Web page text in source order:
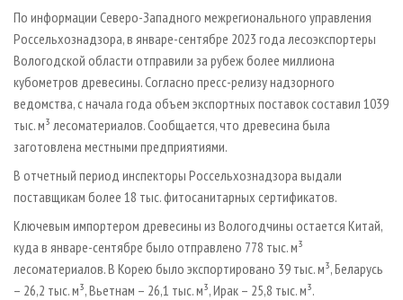
ПРОИЗВОДСТВО ДРЕВЕСНЫХ ПЛИТ
ДЕРЕВЯННОЕ ДОМОСТРОЕНИЕ
ПРОИЗВОДСТВО МЕБЕЛИ
БИОЭНЕРГЕТИКА
ЦБП
МОБИЛЬНЫЕ ВЫСТАВКИ
ОФИЦИАЛЬНЫЕ ДЕЛЕГАЦИИ
ПРИОРИТЕТНЫЕ ИНВЕСТПРОЕКТЫ
RUSSIAN FORESTRY REVIEW
ГАЗЕТА ЛЕСПРОМФОРУМ
БИБЛИОТЕКА СПЕЦИАЛИСТА
РЕКЛАМА НА САЙТЕ
По информации Северо-Западного межрегионального управления
Россельхознадзора, в январе-сентябре 2023 года лесоэкспортеры
Вологодской области отправили за рубеж более миллиона
кубометров древесины. Согласно пресс-релизу надзорного
ведомства, с начала года объем экспортных поставок составил 1039
тыс. м³ лесоматериалов. Сообщается, что древесина была
заготовлена местными предприятиями.
В отчетный период инспекторы Россельхознадзора выдали
поставщикам более 18 тыс. фитосанитарных сертификатов.
Ключевым импортером древесины из Вологодчины остается Китай,
куда в январе-сентябре было отправлено 778 тыс. м³
лесоматериалов. В Корею было экспортировано 39 тыс. м³, Беларусь
– 26,2 тыс. м³, Вьетнам – 26,1 тыс. м³, Ирак – 25,8 тыс. м³.